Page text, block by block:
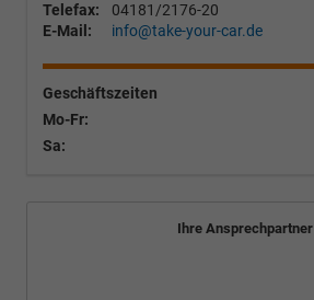
Telefax:
04181/2176-20
E-Mail:
info@take-your-car.de
Geschäftszeiten
Mo-Fr:
Sa:
Ihre Ansprechpartner